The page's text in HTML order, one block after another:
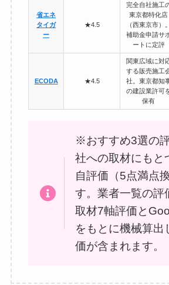
省エネ
タイガ
ー
★4.5
完全自社施工
東京都特化店
（西東京市）。
補助金申請サ
ートに定評
ECODA ★4.5
関東広域に対
する販売施工
社。東京都知
の建設業許可
保有
※おすすめ3選の
社への取材にもと
自評価（5点満点
す。業者一覧の評
取材7軸評価と
をもとに機械算出
価が含まれます。